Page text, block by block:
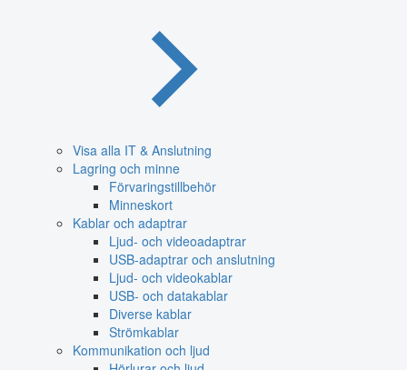
Visa alla IT & Anslutning
Lagring och minne
Förvaringstillbehör
Minneskort
Kablar och adaptrar
Ljud- och videoadaptrar
USB-adaptrar och anslutning
Ljud- och videokablar
USB- och datakablar
Diverse kablar
Strömkablar
Kommunikation och ljud